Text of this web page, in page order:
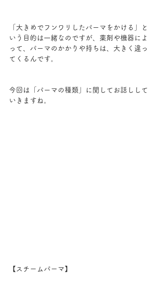
「大きめでフンワリしたパーマをかける」と
いう目的は一緒なのですが、薬剤や機器によ
って、パーマのかかりや持ちは、大きく違っ
てくるんです。
今回は「パーマの種類」に関してお話しして
いきますね。
【スチームパーマ】